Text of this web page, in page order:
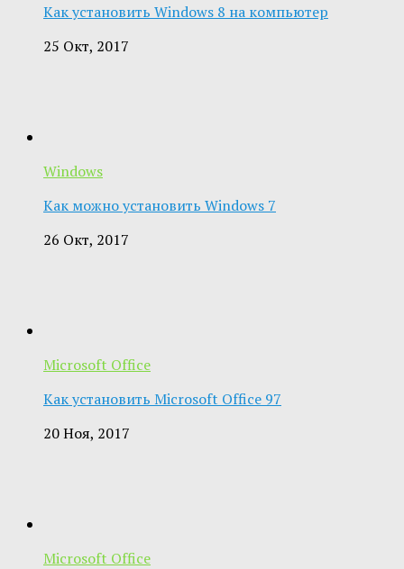
Как установить Windows 8 на компьютер
25 Окт, 2017
Windows
Как можно установить Windows 7
26 Окт, 2017
Microsoft Office
Как установить Microsoft Office 97
20 Ноя, 2017
Microsoft Office